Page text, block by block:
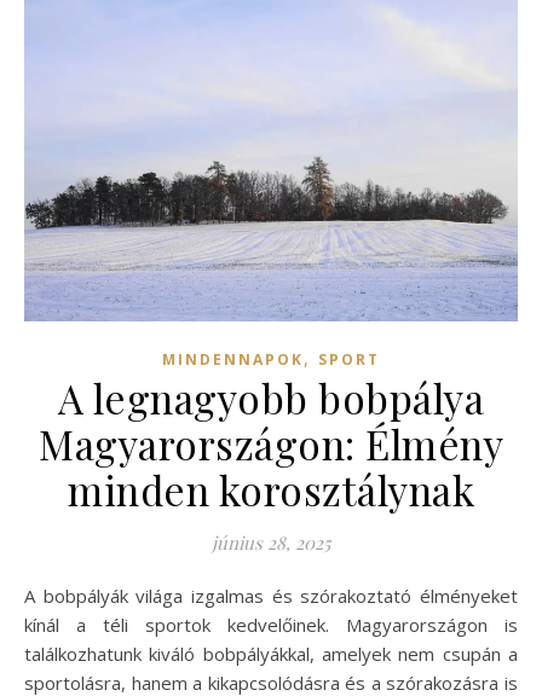
MINDENNAPOK, SPORT
A legnagyobb bobpálya
Magyarországon: Élmény
minden korosztálynak
június 28, 2025
A bobpályák világa izgalmas és szórakoztató élményeket
kínál a téli sportok kedvelőinek. Magyarországon is
találkozhatunk kiváló bobpályákkal, amelyek nem csupán a
sportolásra, hanem a kikapcsolódásra és a szórakozásra is